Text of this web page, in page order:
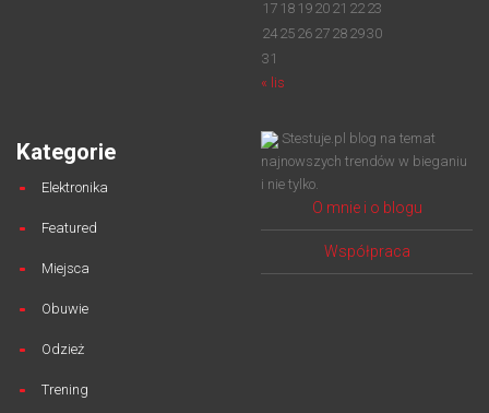
17 18 19 20 21 22 23
24 25 26 27 28 2930
31
« lis
Kategorie
Elektronika
Featured
Miejsca
Obuwie
Odzież
Trening
Stestuje.pl blog na temat
najnowszych trendów w bieganiu
i nie tylko.
O mnie i o blogu
Współpraca